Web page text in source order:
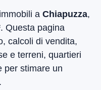
a Chiapuzza,
. Questa pagina
calcoli di vendita,
e terreni, quartieri
per stimare un